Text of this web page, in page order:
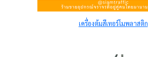
เครื่องต้มสีเทอร์โมพลาสติก